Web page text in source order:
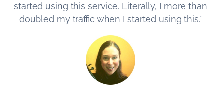
started using this service. Literally, I more than
doubled my traffic when I started using this."